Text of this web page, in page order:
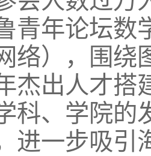
青年论坛数
络），围绕
杰出人才搭
科、学院的
进一步吸引